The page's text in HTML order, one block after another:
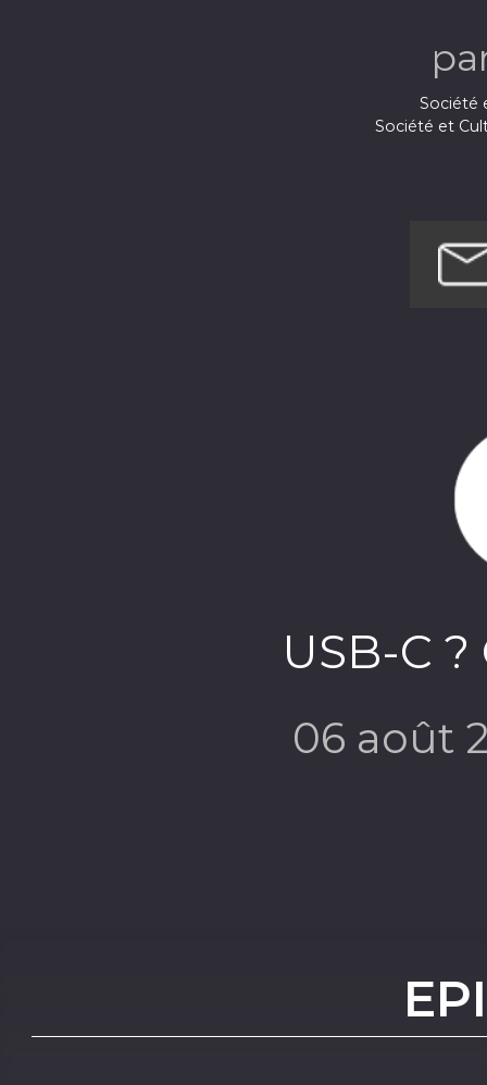
Société
Société et
USB-C
06 août